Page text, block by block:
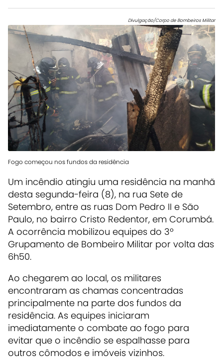
Divulgação/Corpo de Bombeiros Militar
Fogo começou nos fundos da residência
Um incêndio atingiu uma residência na manhã
desta segunda-feira (8), na rua Sete de
Setembro, entre as ruas Dom Pedro II e São
Paulo, no bairro Cristo Redentor, em Corumbá.
A ocorrência mobilizou equipes do 3º
Grupamento de Bombeiro Militar por volta das
6h50.
Ao chegarem ao local, os militares
encontraram as chamas concentradas
principalmente na parte dos fundos da
residência. As equipes iniciaram
imediatamente o combate ao fogo para
evitar que o incêndio se espalhasse para
outros cômodos e imóveis vizinhos.